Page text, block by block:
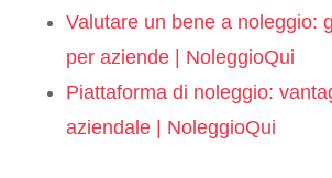
Valutare un bene a noleggio:
per aziende | NoleggioQui
Piattaforma di noleggio:
aziendale | NoleggioQui